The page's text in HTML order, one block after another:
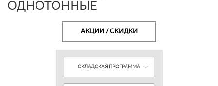
ОДНОТОННЫЕ
АКЦИИ / СКИДКИ
СКЛАДСКАЯ ПРОГРАММА